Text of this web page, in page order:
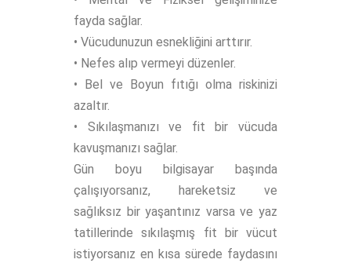
fayda sağlar.
• Vücudunuzun esnekliğini arttırır.
• Nefes alıp vermeyi düzenler.
• Bel ve Boyun fıtığı olma riskinizi
azaltır.
• Sıkılaşmanızı ve fit bir vücuda
kavuşmanızı sağlar.
Gün boyu bilgisayar başında
çalışıyorsanız, hareketsiz ve
sağlıksız bir yaşantınız varsa ve yaz
tatillerinde sıkılaşmış fit bir vücut
istiyorsanız en kısa sürede faydasını